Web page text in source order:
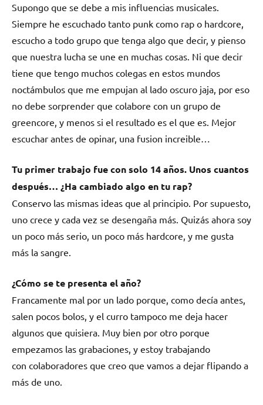
Supongo que se debe a mis influencias musicales.
Siempre he escuchado tanto punk como rap o hardcore,
escucho a todo grupo que tenga algo que decir, y pienso
que nuestra lucha se une en muchas cosas. Ni que decir
tiene que tengo muchos colegas en estos mundos
noctámbulos que me empujan al lado oscuro jaja, por eso
no debe sorprender que colabore con un grupo de
greencore, y menos si el resultado es el que es. Mejor
escuchar antes de opinar, una fusion increible…
Tu primer trabajo fue con solo 14 años. Unos cuantos
después… ¿Ha cambiado algo en tu rap?
Conservo las mismas ideas que al principio. Por supuesto,
uno crece y cada vez se desengaña más. Quizás ahora soy
un poco más serio, un poco más hardcore, y me gusta
más la sangre.
¿Cómo se te presenta el año?
Francamente mal por un lado porque, como decía antes,
salen pocos bolos, y el curro tampoco me deja hacer
algunos que quisiera. Muy bien por otro porque
empezamos las grabaciones, y estoy trabajando
con colaboradores que creo que vamos a dejar flipando a
más de uno.